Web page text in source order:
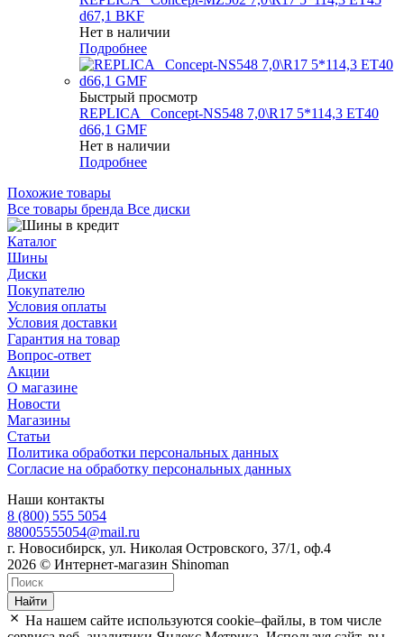
d67,1 BKF
Нет в наличии
Подробнее
Быстрый просмотр
REPLICA _Concept-NS548 7,0\R17 5*114,3 ET40
d66,1 GMF
Нет в наличии
Подробнее
Похожие товары
Все товары бренда Все диски
Каталог
Шины
Диски
Покупателю
Условия оплаты
Условия доставки
Гарантия на товар
Вопрос-ответ
Акции
О магазине
Новости
Магазины
Статьи
Политика обработки персональных данных
Согласие на обработку персональных данных
Наши контакты
8 (800) 555 5054
88005555054@mail.ru
г. Новосибирск, ул. Николая Островского, 37/1, оф.4
2026 © Интернет-магазин Shinoman
Найти
На нашем сайте используются cookie–файлы, в том числе